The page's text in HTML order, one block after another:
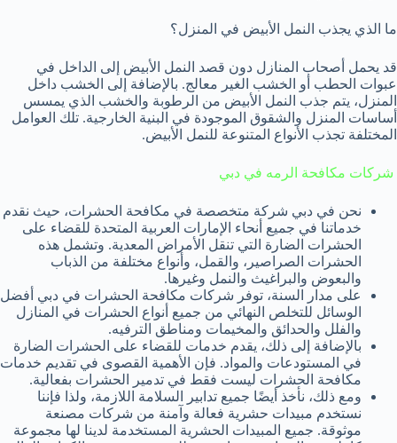
ما الذي يجذب النمل الأبيض في المنزل؟
قد يحمل أصحاب المنازل دون قصد النمل الأبيض إلى الداخل في
عبوات الحطب أو الخشب الغير معالج. بالإضافة إلى الخشب داخل
المنزل، يتم جذب النمل الأبيض من الرطوبة والخشب الذي يمسس
أساسات المنزل والشقوق الموجودة في البنية الخارجية. تلك العوامل
المختلفة تجذب الأنواع المتنوعة للنمل الأبيض.
شركات مكافحة الرمه في دبي
نحن في دبي شركة متخصصة في مكافحة الحشرات، حيث نقدم
خدماتنا في جميع أنحاء الإمارات العربية المتحدة للقضاء على
الحشرات الضارة التي تنقل الأمراض المعدية. وتشمل هذه
الحشرات الصراصير، والقمل، وأنواع مختلفة من الذباب
والبعوض والبراغيث والنمل وغيرها.
على مدار السنة، توفر شركات مكافحة الحشرات في دبي أفضل
الوسائل للتخلص النهائي من جميع أنواع الحشرات في المنازل
والفلل والحدائق والمخيمات ومناطق الترفيه.
بالإضافة إلى ذلك، يقدم خدمات للقضاء على الحشرات الضارة
في المستودعات والمواد. فإن الأهمية القصوى في تقديم خدمات
مكافحة الحشرات ليست فقط في تدمير الحشرات بفعالية.
ومع ذلك، نأخذ أيضًا جميع تدابير السلامة اللازمة، ولذا فإننا
نستخدم مبيدات حشرية فعالة وآمنة من شركات مصنعة
موثوقة. جميع المبيدات الحشرية المستخدمة لدينا لها مجموعة